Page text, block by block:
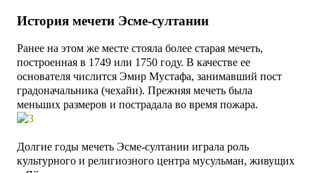
История мечети Эсме-султании
Ранее на этом же месте стояла более старая мечеть,
построенная в 1749 или 1750 году. В качестве ее
основателя числится Эмир Мустафа, занимавший пост
градоначальника (чехайи). Прежняя мечеть была
меньших размеров и пострадала во время пожара.
Долгие годы мечеть Эсме-султании играла роль
культурного и религиозного центра мусульман, живущих